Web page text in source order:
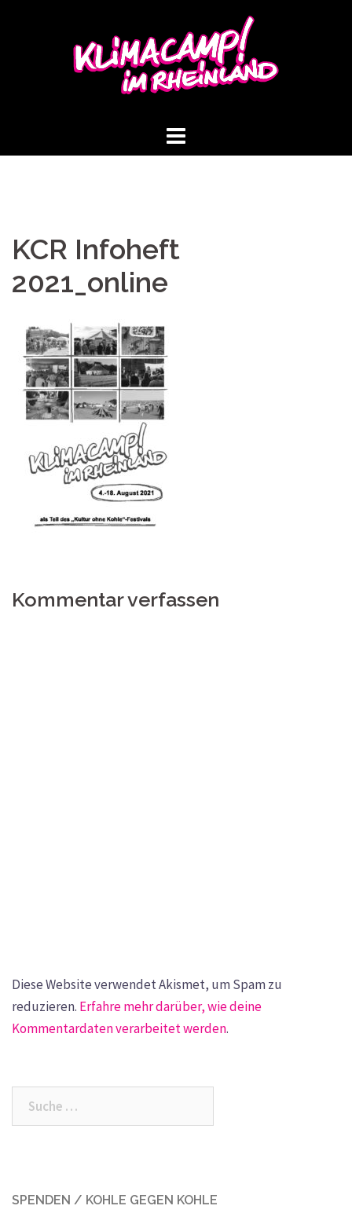
KCR Infoheft
2021_online
Kommentar verfassen
Diese Website verwendet Akismet, um Spam zu
reduzieren. Erfahre mehr darüber, wie deine
Kommentardaten verarbeitet werden.
SPENDEN / KOHLE GEGEN KOHLE